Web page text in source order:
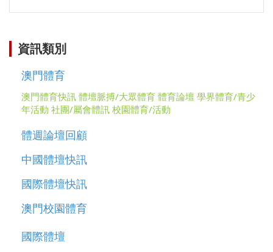
資訊類別
澳門體育
澳門體育快訊 體壇脈搏/大眾體育 體育論壇 學界體育/青少
年活動 社團/屬會體訊 校園體育/活動
體週論壇回顧
中國體壇快訊
國際體壇快訊
澳門校園體育
國際體壇